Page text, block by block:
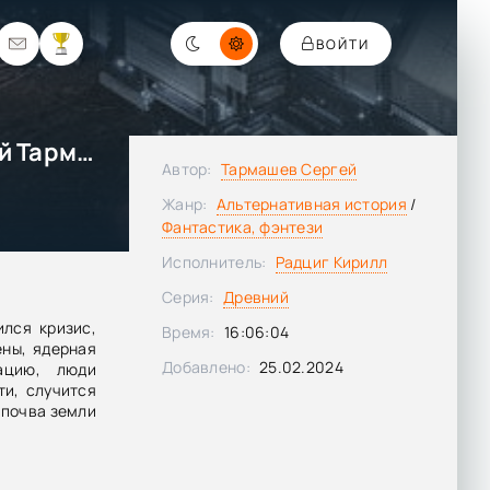
ВОЙТИ
Древний. Корпорация - Сергей Тармашев
кризис,
ядерная
люди
случится
земли
взрыва.
под
Автор: Тармашев Сергей
Жанр: Альтернативная история /
Фантастика, фэнтези
Исполнитель: Радциг Кирилл
Серия: Древний
Время: 16:06:04
Добавлено: 25.02.2024